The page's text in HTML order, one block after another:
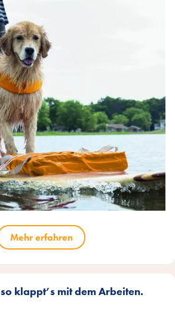
Mehr erfahren
klappt’s mit dem Arbeiten.